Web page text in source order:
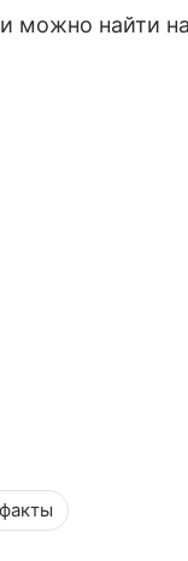
можно найти на